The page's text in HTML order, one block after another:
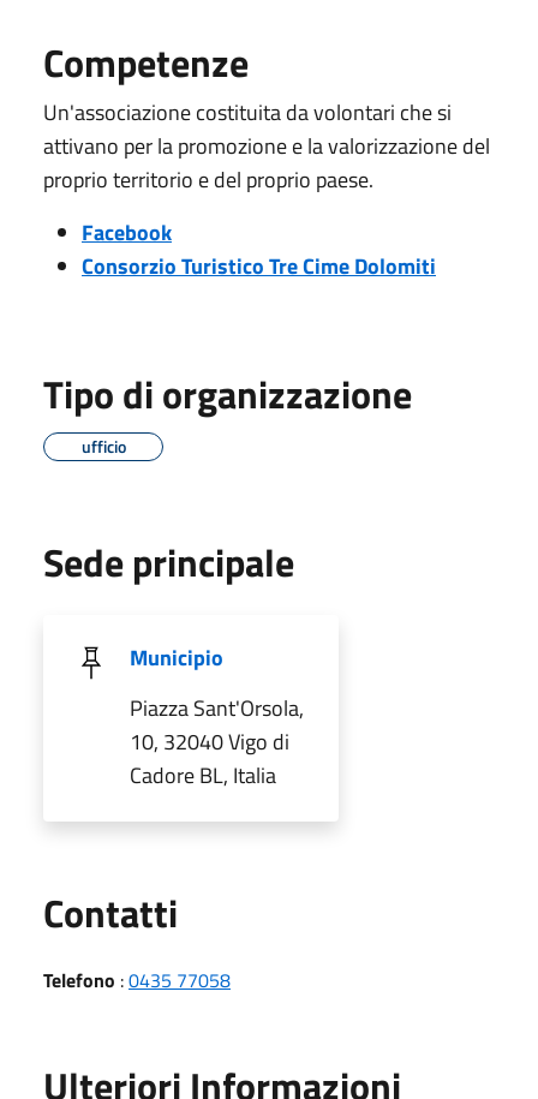
Competenze
Un'associazione costituita da volontari che si
attivano per la promozione e la valorizzazione del
proprio territorio e del proprio paese.
Facebook
Consorzio Turistico Tre Cime Dolomiti
Tipo di organizzazione
ufficio
Sede principale
Municipio
Piazza Sant'Orsola,
10, 32040 Vigo di
Cadore BL, Italia
Contatti
Telefono :0435 77058
Ulteriori Informazioni